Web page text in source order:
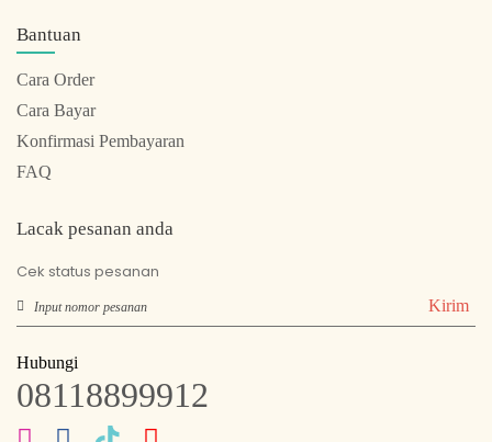
Bantuan
Cara Order
Cara Bayar
Konfirmasi Pembayaran
FAQ
Lacak pesanan anda
Cek status pesanan
Kirim
Hubungi
08118899912